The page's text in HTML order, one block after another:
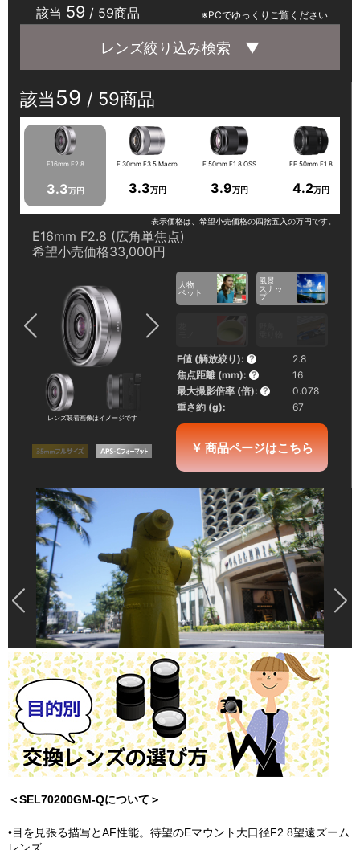
＜SEL70200GM-Qについて＞
•目を見張る描写とAF性能。待望のEマウント大口径F2.8望遠ズーム